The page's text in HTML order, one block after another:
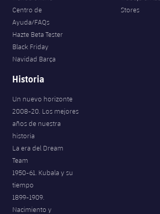
Centro de
Ayuda/FAQs
Hazte Beta Tester
Black Friday
Navidad Barça
Stores
Historia
Un nuevo horizonte
2008-20. Los mejores
años de nuestra
historia
La era del Dream
Team
1950-61. Kubala y su
tiempo
1899-1909.
Nacimiento y